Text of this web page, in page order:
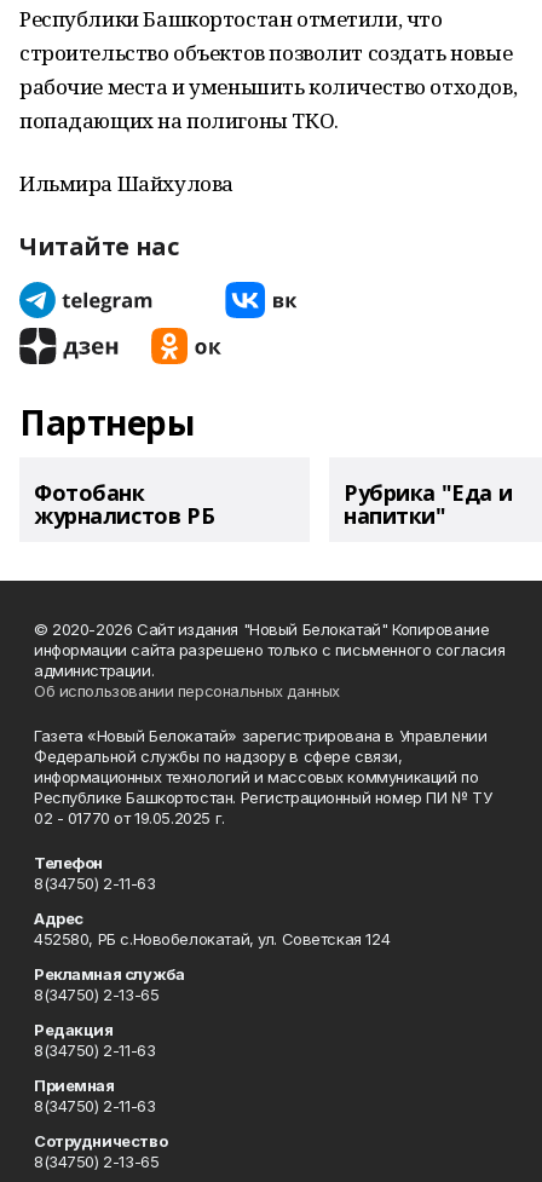
Республики Башкортостан отметили, что
строительство объектов позволит создать новые
рабочие места и уменьшить количество отходов,
попадающих на полигоны ТКО.
Ильмира Шайхулова
Читайте нас
Партнеры
Фотобанк
журналистов РБ
Рубрика "Еда и
напитки"
© 2020-2026 Сайт издания "Новый Белокатай" Копирование
информации сайта разрешено только с письменного согласия
администрации.
Об использовании персональных данных
Газета «Новый Белокатай» зарегистрирована в Управлении
Федеральной службы по надзору в сфере связи,
информационных технологий и массовых коммуникаций по
Республике Башкортостан. Регистрационный номер ПИ № ТУ
02 - 01770 от 19.05.2025 г.
Телефон
8(34750) 2-11-63
Адрес
452580, РБ с.Новобелокатай, ул. Советская 124
Рекламная служба
8(34750) 2-13-65
Редакция
8(34750) 2-11-63
Приемная
8(34750) 2-11-63
Сотрудничество
8(34750) 2-13-65